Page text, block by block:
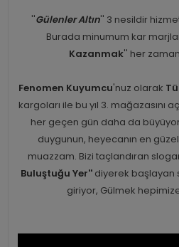
''Gülenler Altın'' 3 nesildir
Burada minumum kar
Kazanmak'' her
Fenomen Kuyumcu'nuz olarak
kargoları ile bu yıl 3. mağazasını
her geçen gün daha da
duygunun, heyecanın en
muazzam. Bizi taçlandıran
Buluştuğu Yer'' diyerek başlayan
giriyor, Gülmek